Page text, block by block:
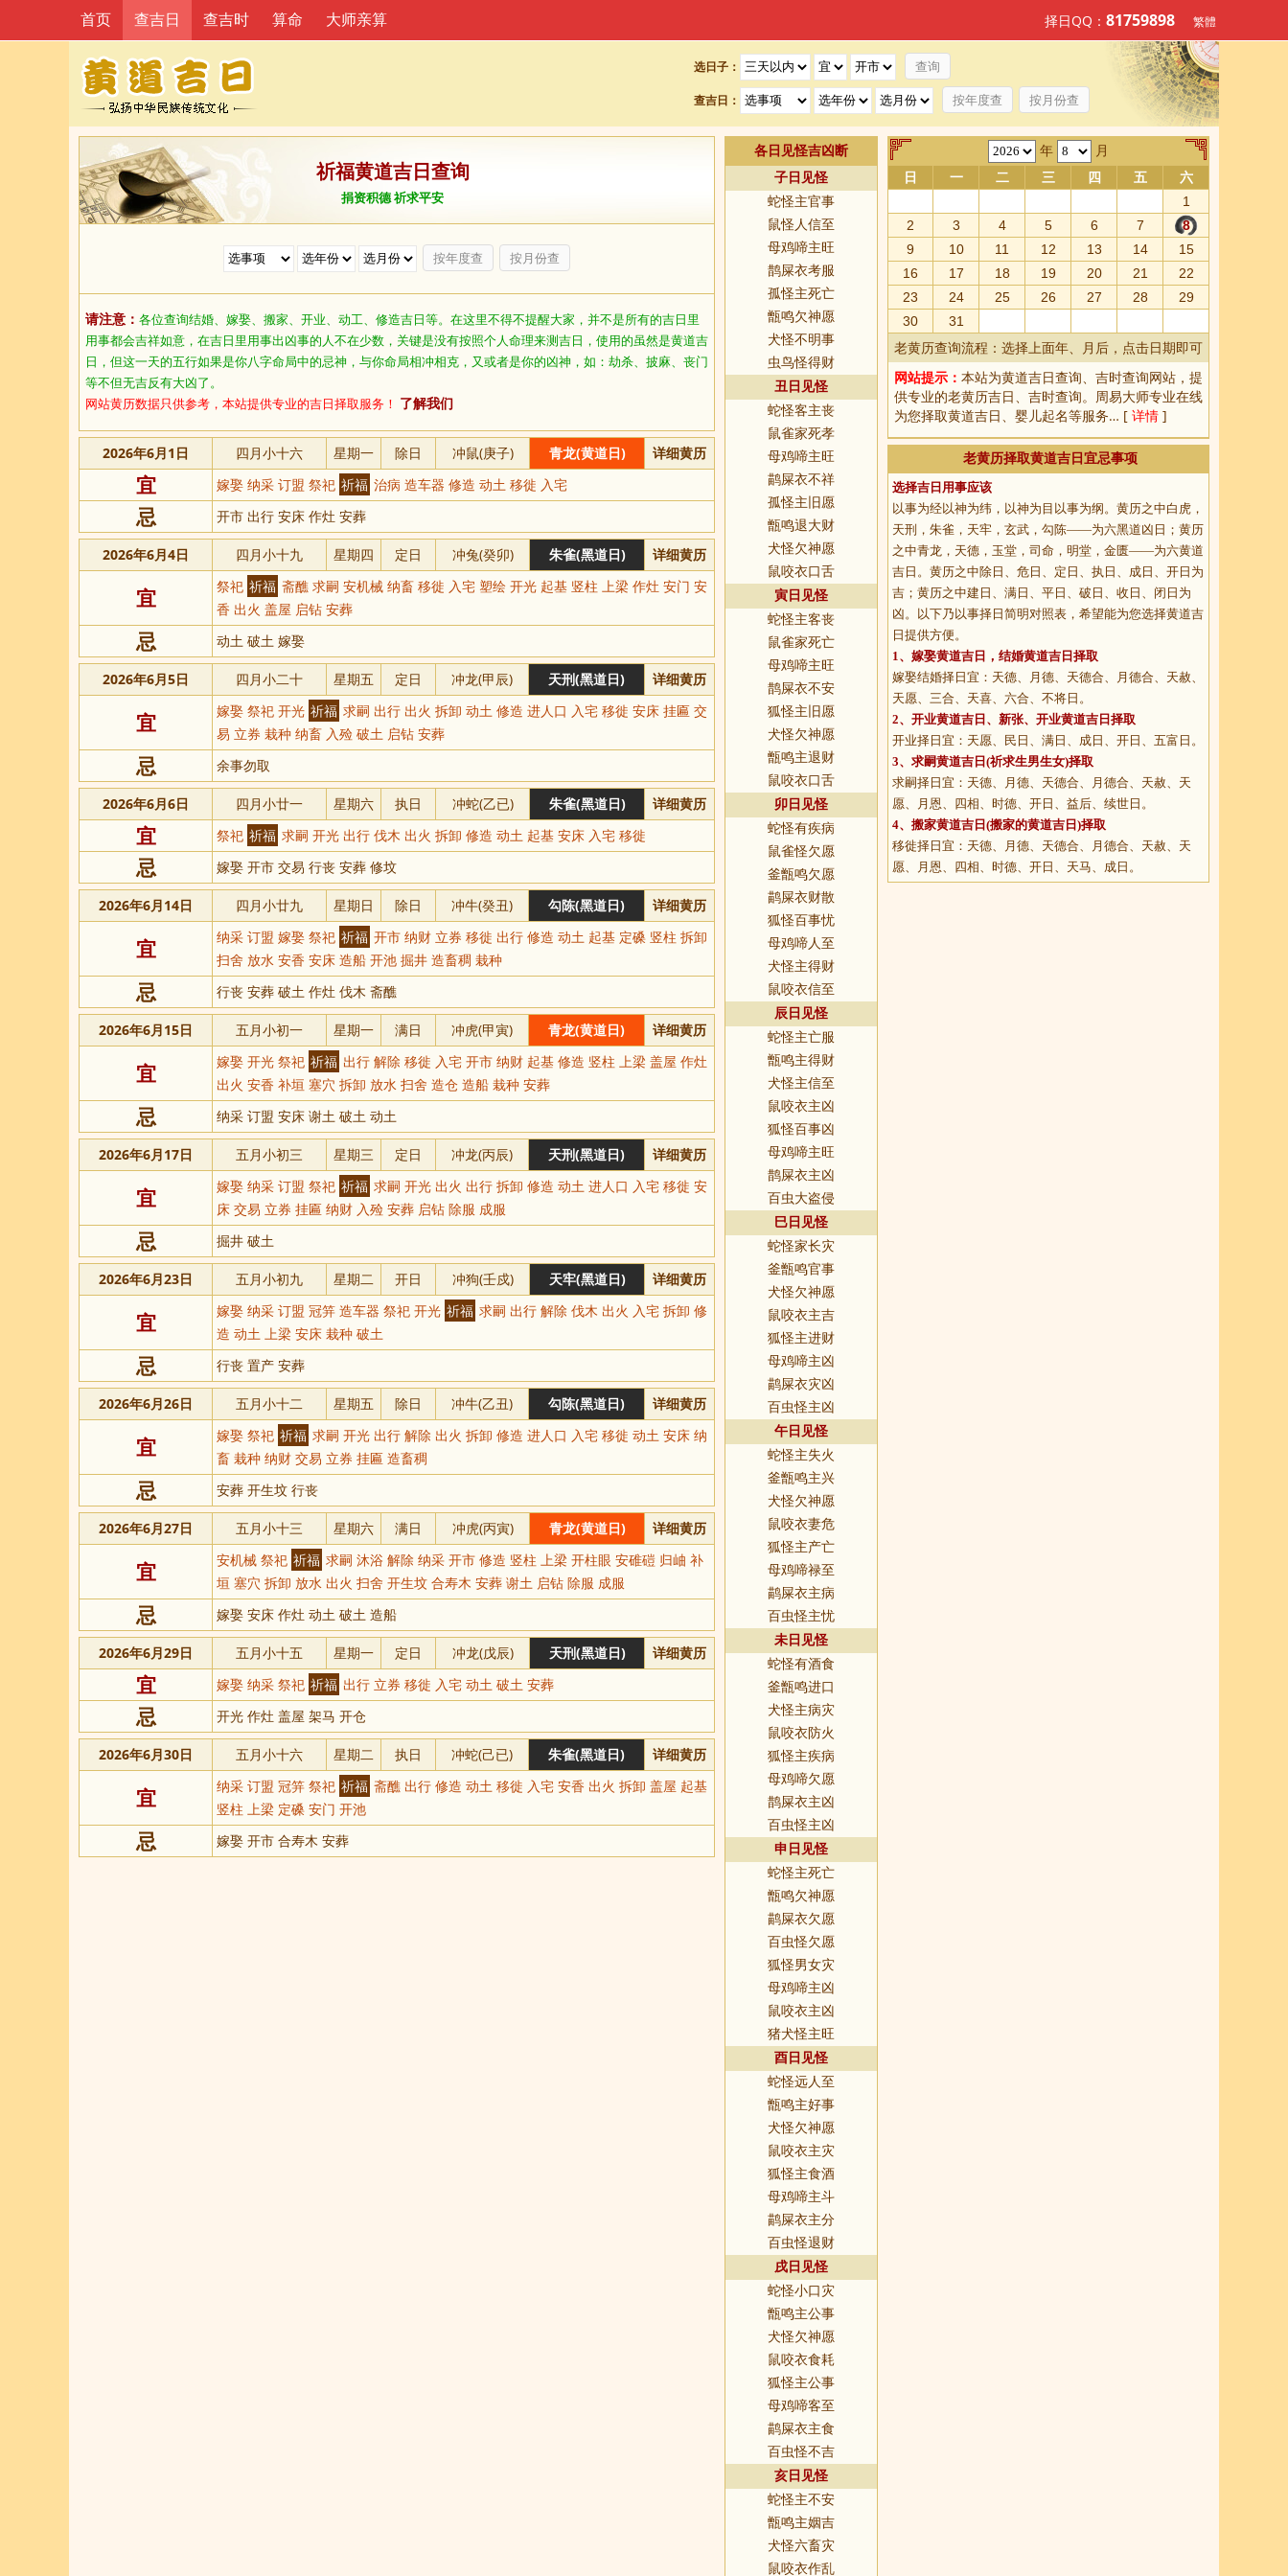
选日子：
查吉日： 按年度查 按月份查
首页 查吉日 查吉时 算命 大师亲算 择日QQ： 81759898 繁體
祈福黄道吉日查询
捐资积德 祈求平安
按年度查 按月份查
请注意： 各位查询结婚、嫁娶、搬家、开业、动工、修造吉日等。在这里不得不提醒大家，并不是所有的吉日里
用事都会吉祥如意，在吉日里用事出凶事的人不在少数，关键是没有按照个人命理来测吉日，使用的虽然是黄道吉
日，但这一天的五行如果是你八字命局中的忌神，与你命局相冲相克，又或者是你的凶神，如：劫杀、披麻、丧门
等不但无吉反有大凶了。
网站黄历数据只供参考，本站提供专业的吉日择取服务！ 了解我们
2026年6月1日 四月小十六 星期一 除日 冲鼠(庚子) 青龙(黄道日) 详细黄历
宜 嫁娶 纳采 订盟 祭祀 祈福 治病 造车器 修造 动土 移徙 入宅
忌 开市 出行 安床 作灶 安葬
2026年6月4日 四月小十九 星期四 定日 冲兔(癸卯) 朱雀(黑道日) 详细黄历
宜 祭祀 祈福 斋醮 求嗣 安机械 纳畜 移徙 入宅 塑绘 开光 起基 竖柱 上梁 作灶 安门 安
香 出火 盖屋 启钻 安葬
忌 动土 破土 嫁娶
2026年6月5日 四月小二十 星期五 定日 冲龙(甲辰) 天刑(黑道日) 详细黄历
宜 嫁娶 祭祀 开光 祈福 求嗣 出行 出火 拆卸 动土 修造 进人口 入宅 移徙 安床 挂匾 交
易 立券 栽种 纳畜 入殓 破土 启钻 安葬
忌 余事勿取
2026年6月6日 四月小廿一 星期六 执日 冲蛇(乙已) 朱雀(黑道日) 详细黄历
宜 祭祀 祈福 求嗣 开光 出行 伐木 出火 拆卸 修造 动土 起基 安床 入宅 移徙
忌 嫁娶 开市 交易 行丧 安葬 修坟
2026年6月14日 四月小廿九 星期日 除日 冲牛(癸丑) 勾陈(黑道日) 详细黄历
宜 纳采 订盟 嫁娶 祭祀 祈福 开市 纳财 立券 移徙 出行 修造 动土 起基 定磉 竖柱 拆卸
扫舍 放水 安香 安床 造船 开池 掘井 造畜稠 栽种
忌 行丧 安葬 破土 作灶 伐木 斋醮
2026年6月15日 五月小初一 星期一 满日 冲虎(甲寅) 青龙(黄道日) 详细黄历
宜 嫁娶 开光 祭祀 祈福 出行 解除 移徙 入宅 开市 纳财 起基 修造 竖柱 上梁 盖屋 作灶
出火 安香 补垣 塞穴 拆卸 放水 扫舍 造仓 造船 栽种 安葬
忌 纳采 订盟 安床 谢土 破土 动土
2026年6月17日 五月小初三 星期三 定日 冲龙(丙辰) 天刑(黑道日) 详细黄历
宜 嫁娶 纳采 订盟 祭祀 祈福 求嗣 开光 出火 出行 拆卸 修造 动土 进人口 入宅 移徙 安
床 交易 立券 挂匾 纳财 入殓 安葬 启钻 除服 成服
忌 掘井 破土
2026年6月23日 五月小初九 星期二 开日 冲狗(壬戍) 天牢(黑道日) 详细黄历
宜 嫁娶 纳采 订盟 冠笄 造车器 祭祀 开光 祈福 求嗣 出行 解除 伐木 出火 入宅 拆卸 修
造 动土 上梁 安床 栽种 破土
忌 行丧 置产 安葬
2026年6月26日 五月小十二 星期五 除日 冲牛(乙丑) 勾陈(黑道日) 详细黄历
宜 嫁娶 祭祀 祈福 求嗣 开光 出行 解除 出火 拆卸 修造 进人口 入宅 移徙 动土 安床 纳
畜 栽种 纳财 交易 立券 挂匾 造畜稠
忌 安葬 开生坟 行丧
2026年6月27日 五月小十三 星期六 满日 冲虎(丙寅) 青龙(黄道日) 详细黄历
宜 安机械 祭祀 祈福 求嗣 沐浴 解除 纳采 开市 修造 竖柱 上梁 开柱眼 安碓磑 归岫 补
垣 塞穴 拆卸 放水 出火 扫舍 开生坟 合寿木 安葬 谢土 启钻 除服 成服
忌 嫁娶 安床 作灶 动土 破土 造船
2026年6月29日 五月小十五 星期一 定日 冲龙(戊辰) 天刑(黑道日) 详细黄历
宜 嫁娶 纳采 祭祀 祈福 出行 立券 移徙 入宅 动土 破土 安葬
忌 开光 作灶 盖屋 架马 开仓
2026年6月30日 五月小十六 星期二 执日 冲蛇(己已) 朱雀(黑道日) 详细黄历
宜 纳采 订盟 冠笄 祭祀 祈福 斋醮 出行 修造 动土 移徙 入宅 安香 出火 拆卸 盖屋 起基
竖柱 上梁 定磉 安门 开池
忌 嫁娶 开市 合寿木 安葬
各日见怪吉凶断
子日见怪
蛇怪主官事
鼠怪人信至
母鸡啼主旺
鹊屎衣考服
孤怪主死亡
甑鸣欠神愿
犬怪不明事
虫鸟怪得财
丑日见怪
蛇怪客主丧
鼠雀家死孝
母鸡啼主旺
鹋屎衣不祥
孤怪主旧愿
甑鸣退大财
犬怪欠神愿
鼠咬衣口舌
寅日见怪
蛇怪主客丧
鼠雀家死亡
母鸡啼主旺
鹊屎衣不安
狐怪主旧愿
犬怪欠神愿
甑鸣主退财
鼠咬衣口舌
卯日见怪
蛇怪有疾病
鼠雀怪欠愿
釜甑鸣欠愿
鹋屎衣财散
狐怪百事忧
母鸡啼人至
犬怪主得财
鼠咬衣信至
辰日见怪
蛇怪主亡服
甑鸣主得财
犬怪主信至
鼠咬衣主凶
狐怪百事凶
母鸡啼主旺
鹊屎衣主凶
百虫大盗侵
巳日见怪
蛇怪家长灾
釜甑鸣官事
犬怪欠神愿
鼠咬衣主吉
狐怪主进财
母鸡啼主凶
鹋屎衣灾凶
百虫怪主凶
午日见怪
蛇怪主失火
釜甑鸣主兴
犬怪欠神愿
鼠咬衣妻危
狐怪主产亡
母鸡啼禄至
鹋屎衣主病
百虫怪主忧
未日见怪
蛇怪有酒食
釜甑鸣进口
犬怪主病灾
鼠咬衣防火
狐怪主疾病
母鸡啼欠愿
鹊屎衣主凶
百虫怪主凶
申日见怪
蛇怪主死亡
甑鸣欠神愿
鹋屎衣欠愿
百虫怪欠愿
狐怪男女灾
母鸡啼主凶
鼠咬衣主凶
猪犬怪主旺
酉日见怪
蛇怪远人至
甑鸣主好事
犬怪欠神愿
鼠咬衣主灾
狐怪主食酒
母鸡啼主斗
鹋屎衣主分
百虫怪退财
戌日见怪
蛇怪小口灾
甑鸣主公事
犬怪欠神愿
鼠咬衣食耗
狐怪主公事
母鸡啼客至
鹋屎衣主食
百虫怪不吉
亥日见怪
蛇怪主不安
甑鸣主姻吉
犬怪六畜灾
鼠咬衣作乱
年 月
日 一 二 三 四 五
六
1
2
3 4 5 6 7
8
9
10 11 12 13 14
15
16
17 18 19 20 21
22
23
24 25 26 27 28
29
30
31
老黄历查询流程：选择上面年、月后，点击日期即可
网站提示： 本站为黄道吉日查询、 吉时查询网站，提
供专业的老黄历吉日、吉时查询。周易大师专业在线
为您择取黄道吉日、婴儿起名等服务… [ 详情 ]
老黄历择取黄道吉日宜忌事项
选择吉日用事应该
以事为经以神为纬，以神为目以事为纲。黄历之中白虎，
天刑，朱雀，天牢，玄武，勾陈——为六黑道凶日；黄历
之中青龙，天德，玉堂，司命，明堂，金匮——为六黄道
吉日。黄历之中除日、危日、定日、执日、成日、开日为
吉；黄历之中建日、满日、平日、破日、收日、闭日为
凶。以下乃以事择日简明对照表，希望能为您选择黄道吉
日提供方便。
1、 嫁娶黄道吉日 ，结婚黄道吉日择取
嫁娶结婚择日宜：天德、月德、天德合、月德合、天赦、
天愿、三合、天喜、六合、不将日。
2、 开业黄道吉日 、新张、开业黄道吉日择取
开业择日宜：天愿、民日、满日、成日、开日、五富日。
3、 求嗣黄道吉日 (祈求生男生女)择取
求嗣择日宜：天德、月德、天德合、月德合、天赦、天
愿、月恩、四相、时德、开日、益后、续世日。
4、 搬家黄道吉日 (搬家的黄道吉日)择取
移徙择日宜：天德、月德、天德合、月德合、天赦、天
愿、月恩、四相、时德、开日、天马、成日。